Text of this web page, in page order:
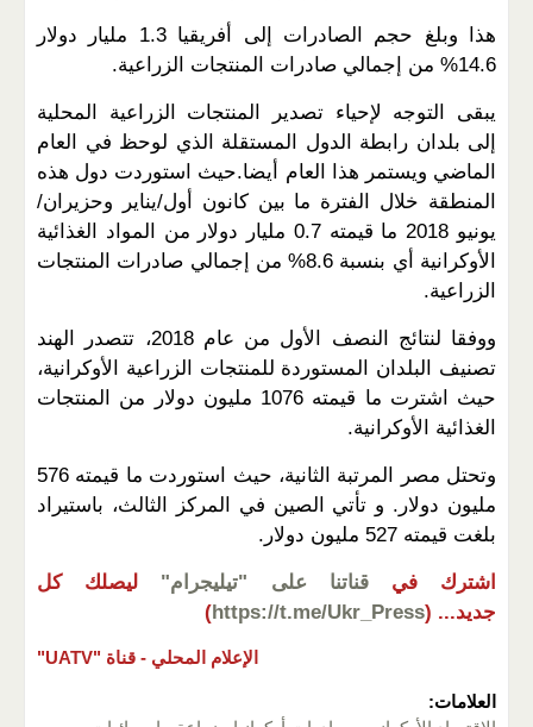
هذا وبلغ حجم الصادرات إلى أفريقيا 1.3 مليار دولار
14.6% من إجمالي صادرات المنتجات الزراعية.
يبقى التوجه لإحياء تصدير المنتجات الزراعية المحلية
إلى بلدان رابطة الدول المستقلة الذي لوحظ في العام
الماضي ويستمر هذا العام أيضا.حيث استوردت دول هذه
المنطقة خلال الفترة ما بين كانون أول/يناير وحزيران/
يونيو 2018 ما قيمته 0.7 مليار دولار من المواد الغذائية
الأوكرانية أي بنسبة 8.6% من إجمالي صادرات المنتجات
الزراعية.
ووفقا لنتائج النصف الأول من عام 2018، تتصدر الهند
تصنيف البلدان المستوردة للمنتجات الزراعية الأوكرانية،
حيث اشترت ما قيمته 1076 مليون دولار من المنتجات
الغذائية الأوكرانية.
وتحتل مصر المرتبة الثانية، حيث استوردت ما قيمته 576
مليون دولار. و تأتي الصين في المركز الثالث، باستيراد
بلغت قيمته 527 مليون دولار.
اشترك في قناتنا على "تيليجرام"
ليصلك كل
جديد... (
https://t.me/Ukr_Press
)
الإعلام المحلي - قناة "UATV"
العلامات: